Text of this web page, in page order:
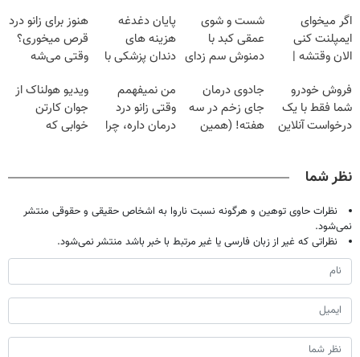
اگر میخوای
ایمپلنت کنی
الان وقتشه |
میلیون تومان!!!
شست و شوی
عمقی کبد با
دمنوش سم زدای
پایان دغدغه
هزینه های
دندان پزشکی با
خانگی
هنوز برای زانو درد
قرص میخوری؟
وقتی می‌شه
درمانش کرد؟؟؟؟
فروش خودرو
شما فقط با یک
درخواست آنلاین
جادوی درمان
جای زخم در سه
هفته! (همین
من نمیفهمم
وقتی زانو درد
درمان داره، چرا
ویدیو هولناک از
جوان کارتن
خوابی که
نظر شما
نظرات حاوی توهین و هرگونه نسبت ناروا به اشخاص حقیقی و حقوقی منتشر
نمی‌شود.
نظراتی که غیر از زبان فارسی یا غیر مرتبط با خبر باشد منتشر نمی‌شود.